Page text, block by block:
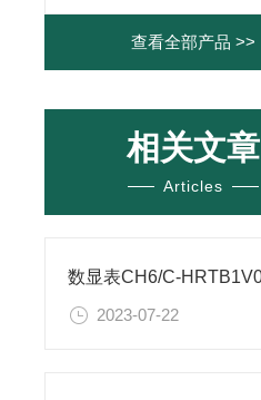
查看全部产品 >>
相关文章
Articles
2023-07-22